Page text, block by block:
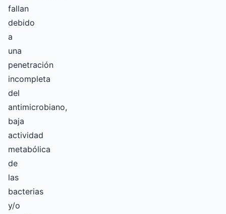
fallan
debido
a
una
penetración
incompleta
del
antimicrobiano,
baja
actividad
metabólica
de
las
bacterias
y/o